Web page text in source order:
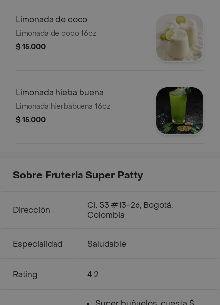
Limonada de coco
Limonada de coco 16oz
$ 15.000
Limonada hieba buena
Limonada hierbabuena 16oz
$ 15.000
Sobre Fruteria Super Patty
Dirección
Cl. 53 #13-26, Bogotá,
Colombia
Especialidad Saludable
Rating 4.2